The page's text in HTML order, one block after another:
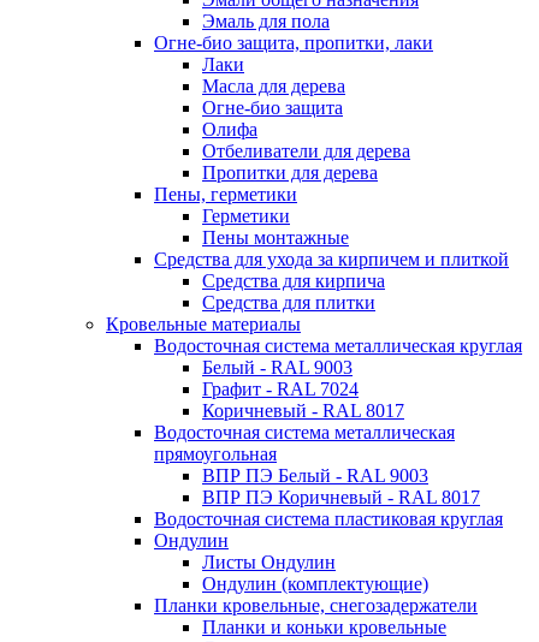
Эмаль для пола
Огне-био защита, пропитки, лаки
Лаки
Масла для дерева
Огне-био защита
Олифа
Отбеливатели для дерева
Пропитки для дерева
Пены, герметики
Герметики
Пены монтажные
Средства для ухода за кирпичем и плиткой
Средства для кирпича
Средства для плитки
Кровельные материалы
Водосточная система металлическая круглая
Белый - RAL 9003
Графит - RAL 7024
Коричневый - RAL 8017
Водосточная система металлическая
прямоугольная
ВПР ПЭ Белый - RAL 9003
ВПР ПЭ Коричневый - RAL 8017
Водосточная система пластиковая круглая
Ондулин
Листы Ондулин
Ондулин (комплектующие)
Планки кровельные, снегозадержатели
Планки и коньки кровельные